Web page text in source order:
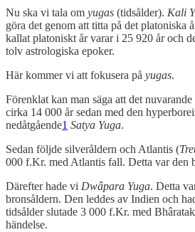
Nu ska vi tala om yugas (tidsålder). Kali
göra det genom att titta på det platoniska
kallat platoniskt år varar i 25 920 år och
tolv astrologiska epoker.
Här kommer vi att fokusera på yugas.
Förenklat kan man säga att det
cirka 14 000 år sedan med den
nedåtgående1 Satya Yuga.
Sedan följde silveråldern och Atlantis (
000 f.Kr. med Atlantis fall. Detta var den
Därefter hade vi Dwâpara Yuga. Detta
bronsåldern. Den leddes av Indien och
tidsålder slutade 3 000 f.Kr. med
händelse.